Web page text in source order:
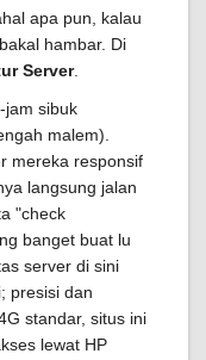
apa pun, kalau
hambar. Di
Server.
jam sibuk
malem).
mereka responsif
langsung jalan
"check
banget buat lu
server di sini
presisi dan
standar, situs ini
lewat HP